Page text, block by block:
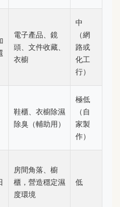
電子產品、鏡
頭、文件收藏、
衣櫥
中
（網
路或
化工
行）
鞋櫃、衣櫥除濕
除臭（輔助用）
極低
（自
家製
作）
房間角落、櫥
櫃，營造穩定濕
度環境
低